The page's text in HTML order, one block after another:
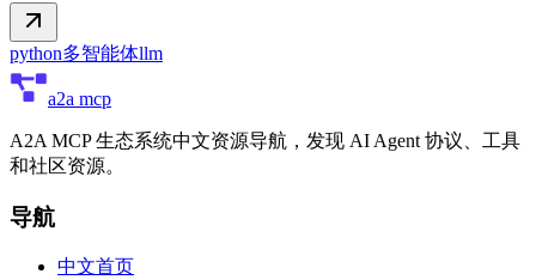
python多智能体llm
a2a mcp
A2A MCP 生态系统中文资源导航，发现 AI Agent 协议、工具
和社区资源。
导航
中文首页